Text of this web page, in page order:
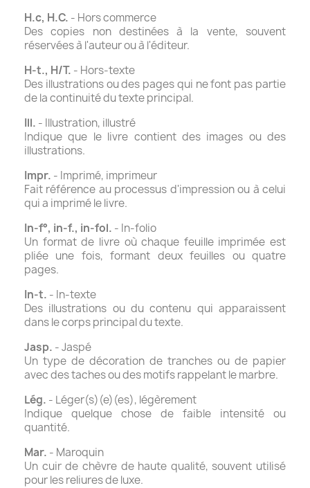
H.c, H.C. - Hors commerce
Des copies non destinées à la vente, souvent
réservées à l'auteur ou à l'éditeur.
H-t., H/T. - Hors-texte
Des illustrations ou des pages qui ne font pas partie
de la continuité du texte principal.
Ill. - Illustration, illustré
Indique que le livre contient des images ou des
illustrations.
Impr. - Imprimé, imprimeur
Fait référence au processus d'impression ou à celui
qui a imprimé le livre.
In-f°, in-f., in-fol. - In-folio
Un format de livre où chaque feuille imprimée est
pliée une fois, formant deux feuilles ou quatre
pages.
In-t. - In-texte
Des illustrations ou du contenu qui apparaissent
dans le corps principal du texte.
Jasp. - Jaspé
Un type de décoration de tranches ou de papier
avec des taches ou des motifs rappelant le marbre.
Lég. - Léger(s)(e)(es), légèrement
Indique quelque chose de faible intensité ou
quantité.
Mar. - Maroquin
Un cuir de chèvre de haute qualité, souvent utilisé
pour les reliures de luxe.